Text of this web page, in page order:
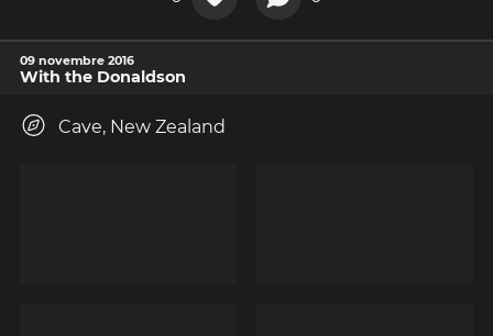
09 novembre 2016
With the Donaldson
Cave, New Zealand